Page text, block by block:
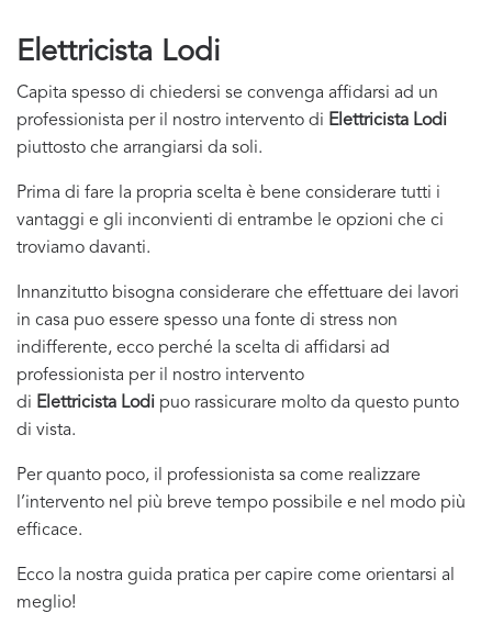
Elettricista Lodi
Capita spesso di chiedersi se convenga affidarsi ad un
professionista per il nostro intervento di Elettricista Lodi
piuttosto che arrangiarsi da soli.
Prima di fare la propria scelta è bene considerare tutti i
vantaggi e gli inconvienti di entrambe le opzioni che ci
troviamo davanti.
Innanzitutto bisogna considerare che effettuare dei lavori
in casa puo essere spesso una fonte di stress non
indifferente, ecco perché la scelta di affidarsi ad
professionista per il nostro intervento
di Elettricista Lodi puo rassicurare molto da questo punto
di vista.
Per quanto poco, il professionista sa come realizzare
l’intervento nel più breve tempo possibile e nel modo più
efficace.
Ecco la nostra guida pratica per capire come orientarsi al
meglio!